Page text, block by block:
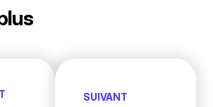
SUIVANT